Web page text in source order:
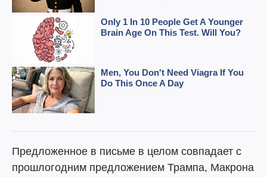
Предложенное в письме в целом совпадает с
прошлогодним предложением Трампа, Макрона